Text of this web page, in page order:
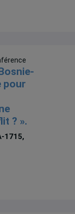
pour
? ».
1715,